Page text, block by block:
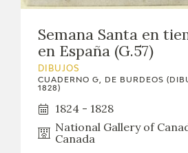
Semana Santa en
en España (G.57)
DIBUJOS
CUADERNO G, DE BURDEOS
1828)
1824 - 1828
National Gallery of
Canada